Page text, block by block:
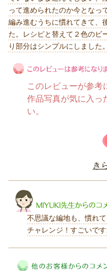
って進められたのか今となっ
編み進むうちに慣れてきて、
た。レシピと替えて２色のビ
り部分はシンプルにしました。
このレビューは参考にな
このレビューが参考
作品写真が気に入っ
い。
き
不思議な編地も、慣れ
チャレンジ！すごいです